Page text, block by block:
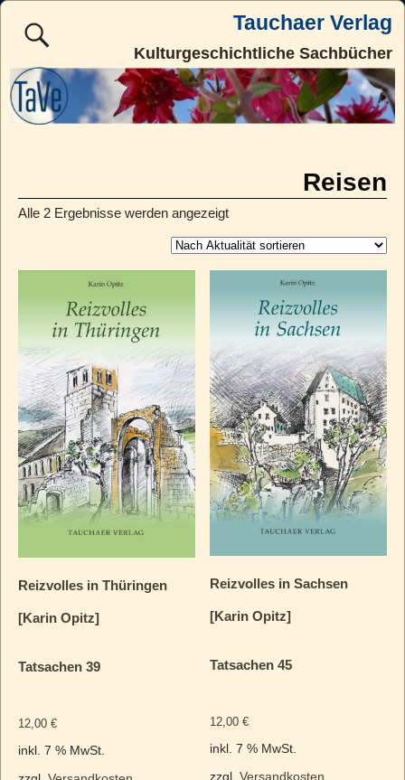
Tauchaer Verlag
Kulturgeschichtliche Sachbücher
Reisen
Alle 2 Ergebnisse werden angezeigt
Reizvolles in Thüringen
[Karin Opitz]
Tatsachen 39
12,00 €
inkl. 7 % MwSt.
Reizvolles in Sachsen
[Karin Opitz]
Tatsachen 45
12,00€
inkl. 7 % MwSt.
zzgl.Versandkosten